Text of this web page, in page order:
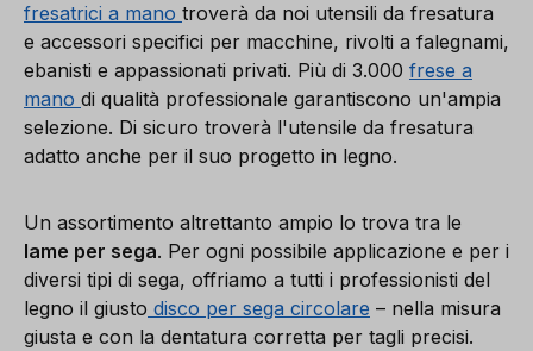
fresatrici a mano troverà da noi utensili da fresatura
e accessori specifici per macchine, rivolti a falegnami,
ebanisti e appassionati privati. Più di 3.000 frese a
mano di qualità professionale garantiscono un'ampia
selezione. Di sicuro troverà l'utensile da fresatura
adatto anche per il suo progetto in legno.
Un assortimento altrettanto ampio lo trova tra le
lame per sega. Per ogni possibile applicazione e per i
diversi tipi di sega, offriamo a tutti i professionisti del
legno il giusto disco per sega circolare – nella misura
giusta e con la dentatura corretta per tagli precisi.